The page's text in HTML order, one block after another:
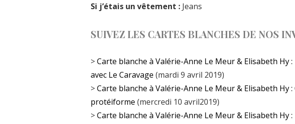
Si j’étais un vêtement : Jeans
SUIVEZ LES CARTES BLANCHES DE NOS
>Carte blanche à Valérie-Anne Le Meur & Elisabeth Hy
avec Le Caravage (mardi 9 avril 2019)
>Carte blanche à Valérie-Anne Le Meur & Elisabeth
protéiforme (mercredi 10 avril2019)
>Carte blanche à Valérie-Anne Le Meur & Elisabeth Hy